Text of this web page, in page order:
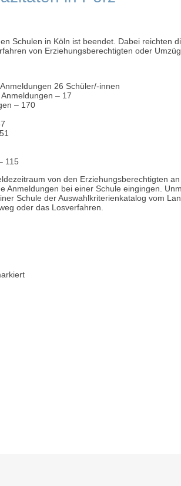
Schulen in Köln ist beendet. Dabei
von Erziehungsberechtigten oder
26 Schüler/-innen
– 17
– 170
115
von den Erziehungsberechtigten
bei einer Schule eingingen.
Schule der Auswahlkriterienkatalog vom
oder das Losverfahren.